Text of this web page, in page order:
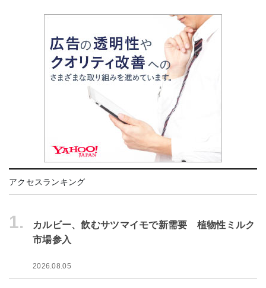
アクセスランキング
1.
カルビー、飲むサツマイモで新需要 植物性ミルク
市場参入
2026.08.05